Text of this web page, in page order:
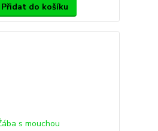
Přidat do košíku